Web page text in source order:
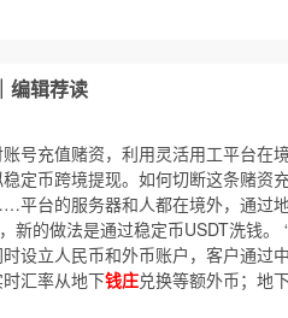
编辑荐读
号充值赌资，利用灵活用工平台在
定币跨境提现。如何切断这条赌资
平台的服务器和人都在境外，通过
新的做法是通过稳定币USDT洗钱。
设立人民币和外币账户，客户通过
汇率从地下钱庄兑换等额外币；地